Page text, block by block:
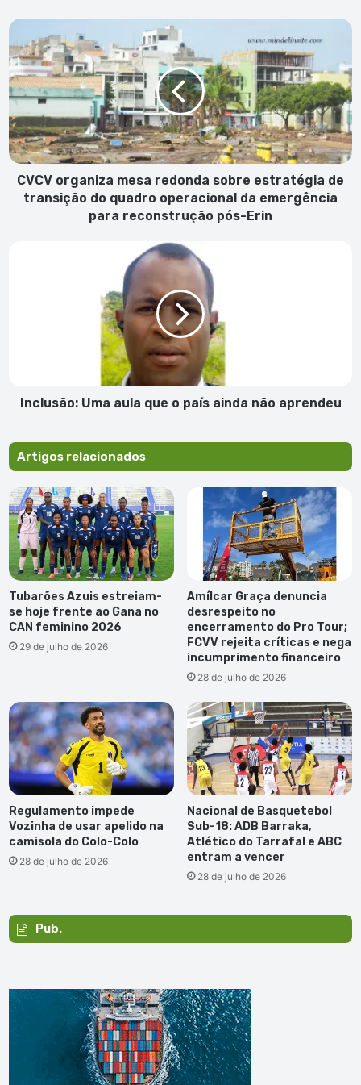
CVCV
organiza
mesa
redonda
sobre
estratégia
de
transição
do
quadro
operacional
CVCV organiza mesa redonda sobre estratégia de
transição do quadro operacional da emergência
para reconstrução pós-Erin
Inclusão: Uma aula que o país ainda não aprendeu
Artigos relacionados
Tubarões Azuis estreiam-
se hoje frente ao Gana no
CAN feminino 2026
29 de julho de 2026
Amílcar Graça denuncia
desrespeito no
encerramento do Pro Tour;
FCVV rejeita críticas e nega
incumprimento financeiro
28 de julho de 2026
Regulamento impede
Vozinha de usar apelido na
camisola do Colo-Colo
28 de julho de 2026
Nacional de Basquetebol
Sub-18: ADB Barraka,
Atlético do Tarrafal e ABC
entram a vencer
28 de julho de 2026
Pub.